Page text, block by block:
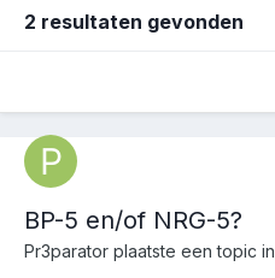
2 resultaten gevonden
BP-5 en/of NRG-5?
Pr3parator plaatste een topic in